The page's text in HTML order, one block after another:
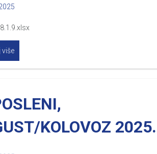
više
KOLOVOZ 2025.